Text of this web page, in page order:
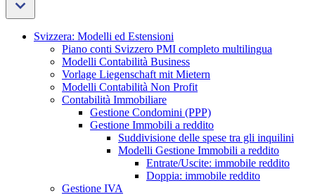
Svizzera: Modelli ed Estensioni
Piano conti Svizzero PMI completo multilingua
Modelli Contabilità Business
Vorlage Liegenschaft mit Mietern
Modelli Contabilità Non Profit
Contabilità Immobiliare
Gestione Condomini (PPP)
Gestione Immobili a reddito
Suddivisione delle spese tra gli inquilini
Modelli Gestione Immobili a reddito
Entrate/Uscite: immobile reddito
Doppia: immobile reddito
Gestione IVA